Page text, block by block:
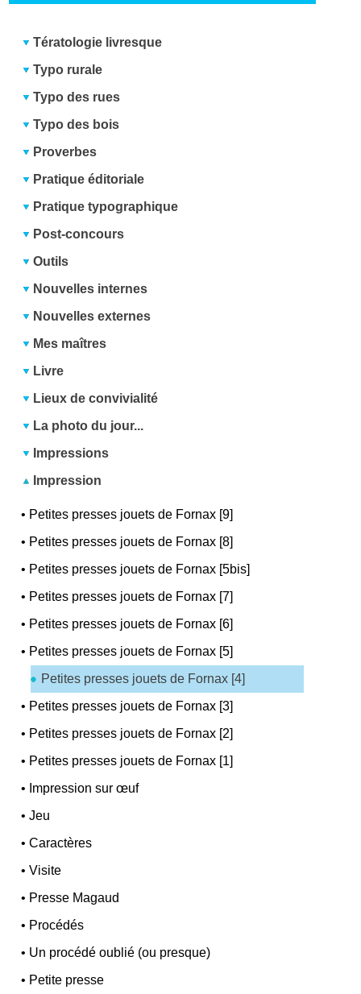
Tératologie livresque
Typo rurale
Typo des rues
Typo des bois
Proverbes
Pratique éditoriale
Pratique typographique
Post-concours
Outils
Nouvelles internes
Nouvelles externes
Mes maîtres
Livre
Lieux de convivialité
La photo du jour...
Impressions
Impression
• Petites presses jouets de Fornax [9]
• Petites presses jouets de Fornax [8]
• Petites presses jouets de Fornax [5bis]
• Petites presses jouets de Fornax [7]
• Petites presses jouets de Fornax [6]
• Petites presses jouets de Fornax [5]
Petites presses jouets de Fornax [4]
• Petites presses jouets de Fornax [3]
• Petites presses jouets de Fornax [2]
• Petites presses jouets de Fornax [1]
• Impression sur œuf
•Jeu
•Caractères
•Visite
• Presse Magaud
• Procédés
• Un procédé oublié (ou presque)
• Petite presse